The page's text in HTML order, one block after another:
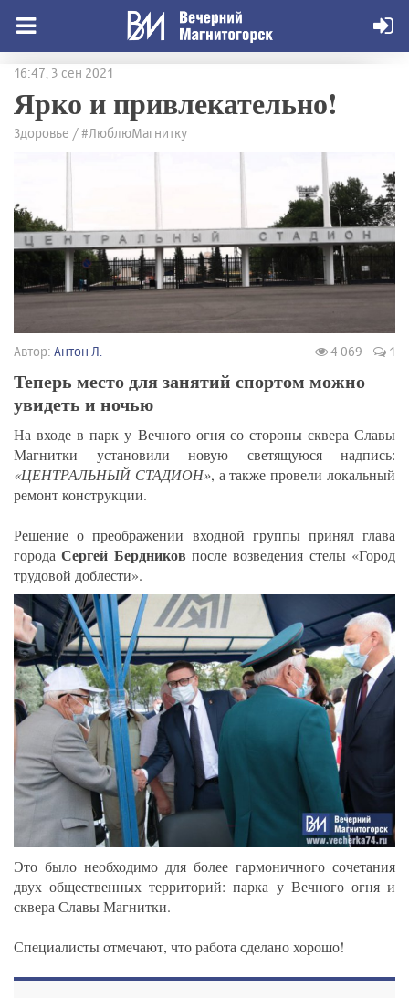
16:47, 3 сен 2021
Ярко и привлекательно!
Здоровье / #ЛюблюМагнитку
Автор: Антон Л. 4 069 1
Теперь место для занятий спортом можно
увидеть и ночью
На входе в парк у Вечного огня со стороны сквера Славы
Магнитки установили новую светящуюся надпись:
«ЦЕНТРАЛЬНЫЙ СТАДИОН», а также провели локальный
ремонт конструкции.
Решение о преображении входной группы принял глава
городаСергей Бердников после возведения стелы «Город
трудовой доблести».
Это было необходимо для более гармоничного сочетания
двух общественных территорий: парка у Вечного огня и
сквера Славы Магнитки.
Специалисты отмечают, что работа сделано хорошо!